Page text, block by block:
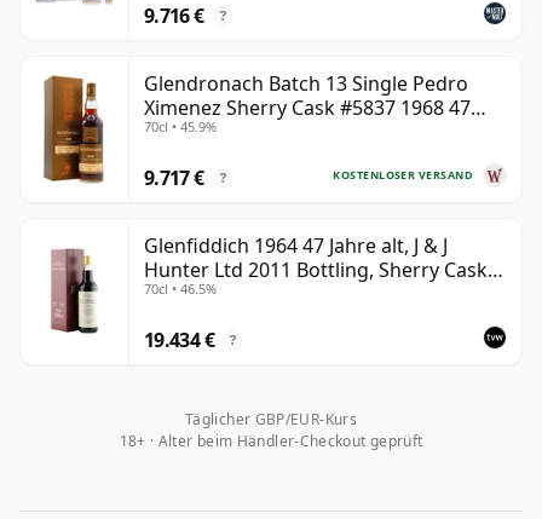
9.716 € ?
Glendronach Batch 13 Single Pedro
Ximenez Sherry Cask #5837 1968 47
Jahre alt
70cl • 45.9%
KOSTENLOSER VERSAND
9.717 € ?
Glenfiddich 1964 47 Jahre alt, J & J
Hunter Ltd 2011 Bottling, Sherry Cask
#10800
70cl • 46.5%
19.434 € ?
Täglicher GBP/EUR-Kurs
18+ · Alter beim Händler-Checkout geprüft